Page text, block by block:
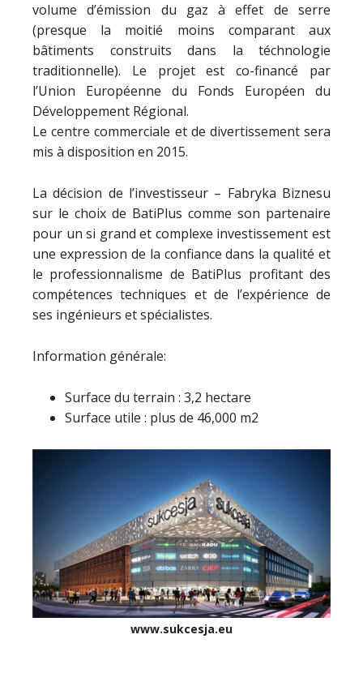
volume d’émission du gaz à effet de serre
(presque la moitié moins comparant aux
bâtiments construits dans la téchnologie
traditionnelle). Le projet est co-financé par
l’Union Européenne du Fonds Européen du
Développement Régional.
Le centre commerciale et de divertissement sera
mis à disposition en 2015.
La décision de l’investisseur – Fabryka Biznesu
sur le choix de BatiPlus comme son partenaire
pour un si grand et complexe investissement est
une expression de la confiance dans la qualité et
le professionnalisme de BatiPlus profitant des
compétences techniques et de l’expérience de
ses ingénieurs et spécialistes.
Information générale:
Surface du terrain : 3,2 hectare
Surface utile : plus de 46,000 m2
www.sukcesja.eu